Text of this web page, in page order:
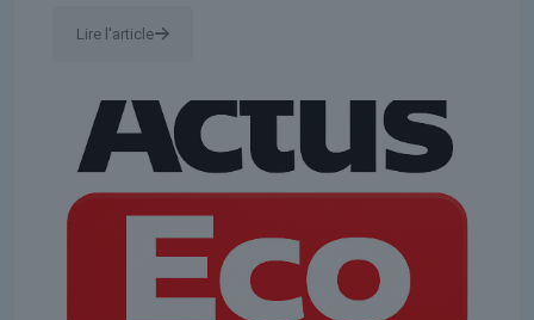
Lire l'article